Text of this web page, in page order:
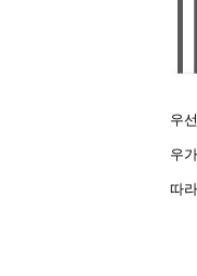
우
우
따